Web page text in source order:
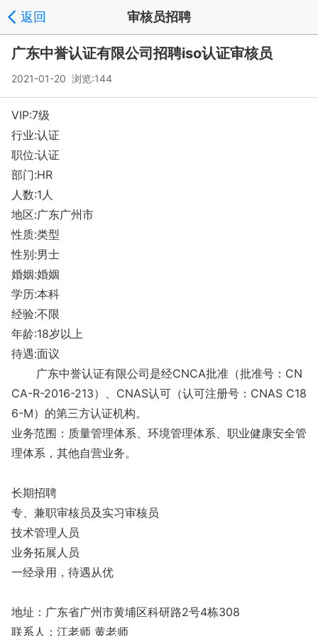
返回 审核员招聘
广东中誉认证有限公司招聘iso认证审核员
2021-01-20 浏览:144
VIP:7级
行业:认证
职位:认证
部门:HR
人数:1人
地区:广东广州市
性质:类型
性别:男士
婚姻:婚姻
学历:本科
经验:不限
年龄:18岁以上
待遇:面议
广东中誉认证有限公司是经CNCA批准（批准号：CN
CA-R-2016-213）、CNAS认可（认可注册号：CNAS C18
6-M）的第三方认证机构。
业务范围：质量管理体系、环境管理体系、职业健康安全管
理体系，其他自营业务。
长期招聘
专、兼职审核员及实习审核员
技术管理人员
业务拓展人员
一经录用，待遇从优
地址：广东省广州市黄埔区科研路2号4栋308
联系人：江老师 黄老师